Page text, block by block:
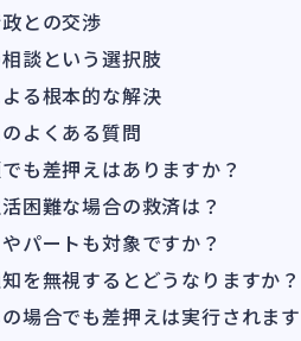
との交渉
談という選択肢
る根本的な解決
よくある質問
も差押えはありますか？
困難な場合の救済は？
パートも対象ですか？
を無視するとどうなりますか？
場合でも差押えは実行されま